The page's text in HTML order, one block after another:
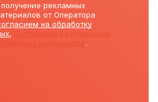
рекламных
от Оператора
на обработку
,
.